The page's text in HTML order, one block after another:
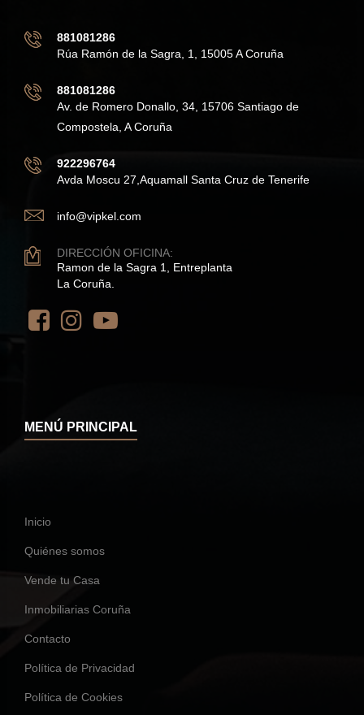
881081286
Rúa Ramón de la Sagra, 1, 15005 A Coruña
881081286
Av. de Romero Donallo, 34, 15706 Santiago de
Compostela, A Coruña
922296764
Avda Moscu 27,Aquamall Santa Cruz de Tenerife
info@vipkel.com
DIRECCIÓN OFICINA:
Ramon de la Sagra 1, Entreplanta
La Coruña.
MENÚ PRINCIPAL
Inicio
Quiénes somos
Vende tu Casa
Inmobiliarias Coruña
Contacto
Política de Privacidad
Política de Cookies